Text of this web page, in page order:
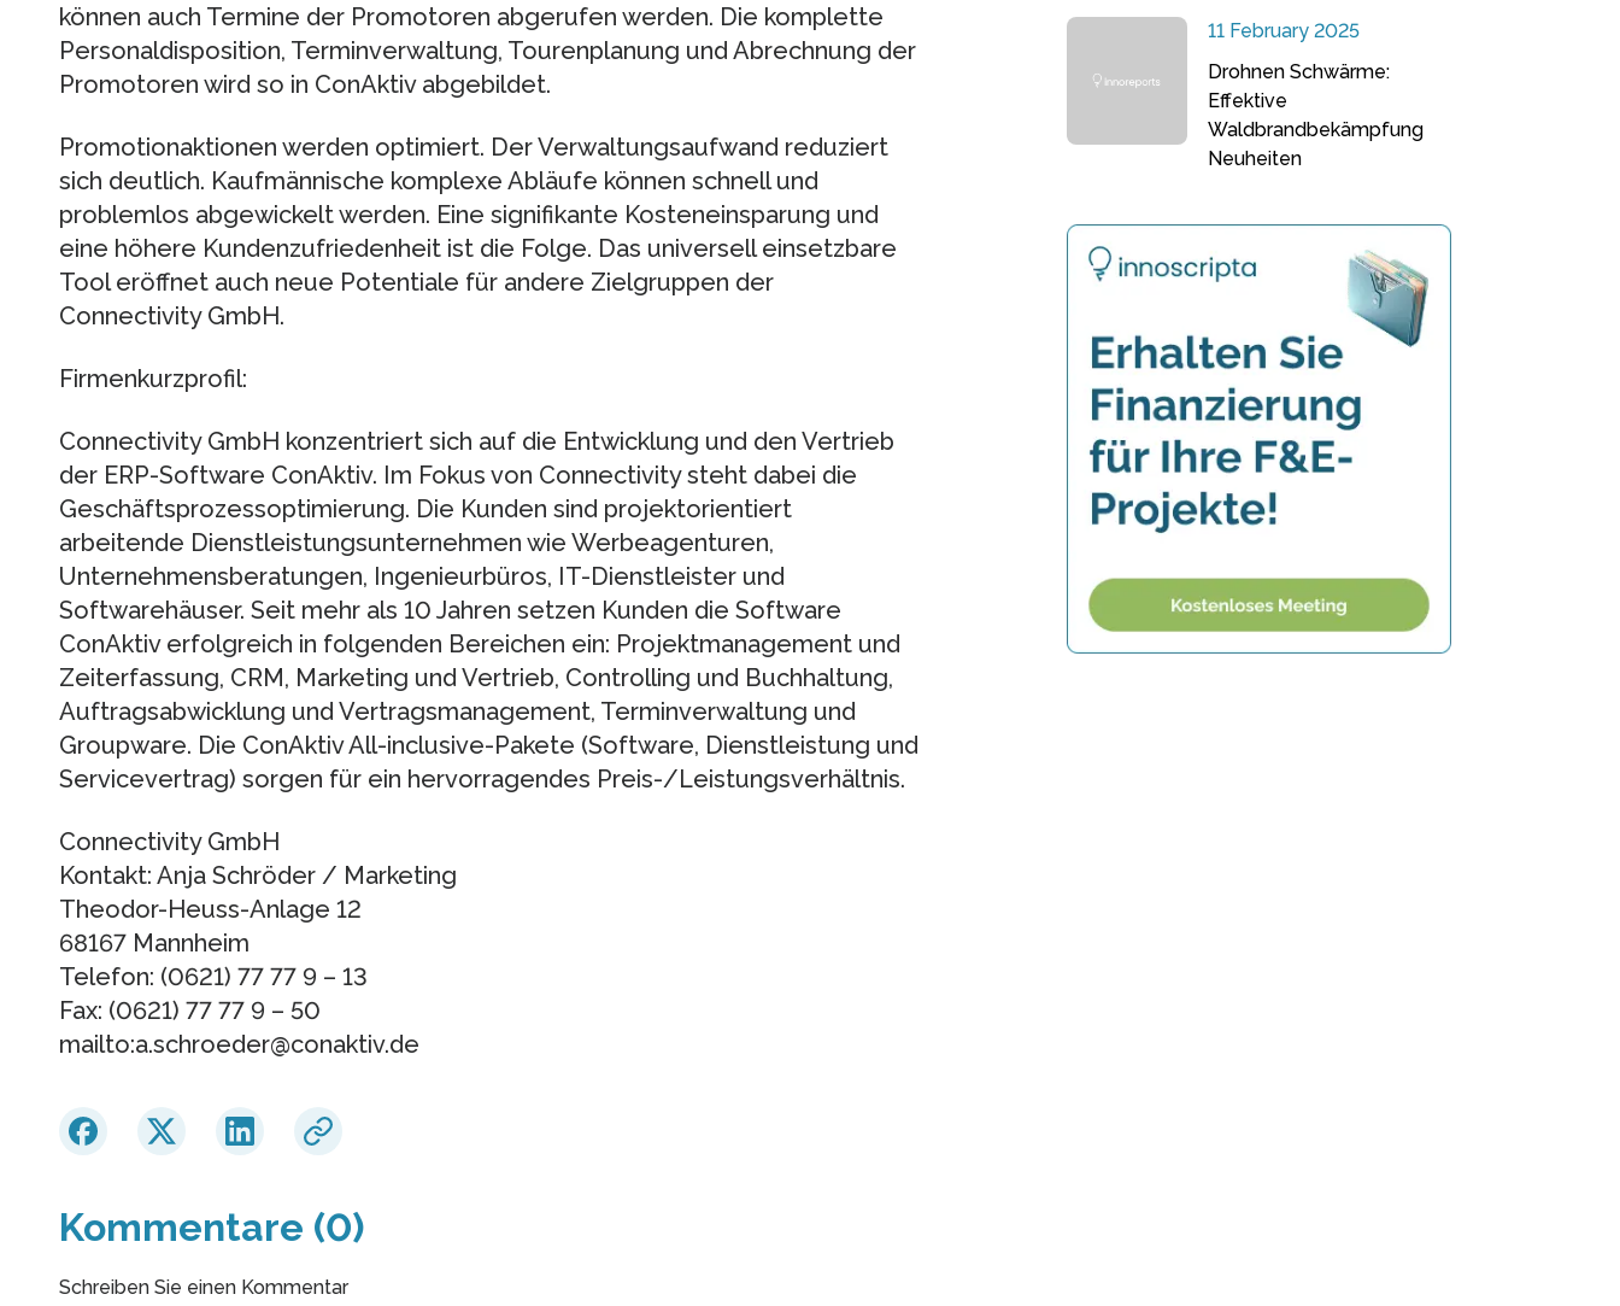
können auch Termine der Promotoren abgerufen werden. Die komplette
Personaldisposition, Terminverwaltung, Tourenplanung und Abrechnung der
Promotoren wird so in ConAktiv abgebildet.
Promotionaktionen werden optimiert. Der Verwaltungsaufwand reduziert
sich deutlich. Kaufmännische komplexe Abläufe können schnell und
problemlos abgewickelt werden. Eine signifikante Kosteneinsparung und
eine höhere Kundenzufriedenheit ist die Folge. Das universell einsetzbare
Tool eröffnet auch neue Potentiale für andere Zielgruppen der
Connectivity GmbH.
Firmenkurzprofil:
Connectivity GmbH konzentriert sich auf die Entwicklung und den Vertrieb
der ERP-Software ConAktiv. Im Fokus von Connectivity steht dabei die
Geschäftsprozessoptimierung. Die Kunden sind projektorientiert
arbeitende Dienstleistungsunternehmen wie Werbeagenturen,
Unternehmensberatungen, Ingenieurbüros, IT-Dienstleister und
Softwarehäuser. Seit mehr als 10 Jahren setzen Kunden die Software
ConAktiv erfolgreich in folgenden Bereichen ein: Projektmanagement und
Zeiterfassung, CRM, Marketing und Vertrieb, Controlling und Buchhaltung,
Auftragsabwicklung und Vertragsmanagement, Terminverwaltung und
Groupware. Die ConAktiv All-inclusive-Pakete (Software, Dienstleistung und
Servicevertrag) sorgen für ein hervorragendes Preis-/Leistungsverhältnis.
Connectivity GmbH
Kontakt: Anja Schröder / Marketing
Theodor-Heuss-Anlage 12
68167 Mannheim
Telefon: (0621) 77 77 9 – 13
Fax: (0621) 77 77 9 – 50
mailto:a.schroeder@conaktiv.de
Kommentare (0)
Schreiben Sie einen Kommentar
11 February 2025
Drohnen Schwärme:
Effektive
Waldbrandbekämpfung
Neuheiten